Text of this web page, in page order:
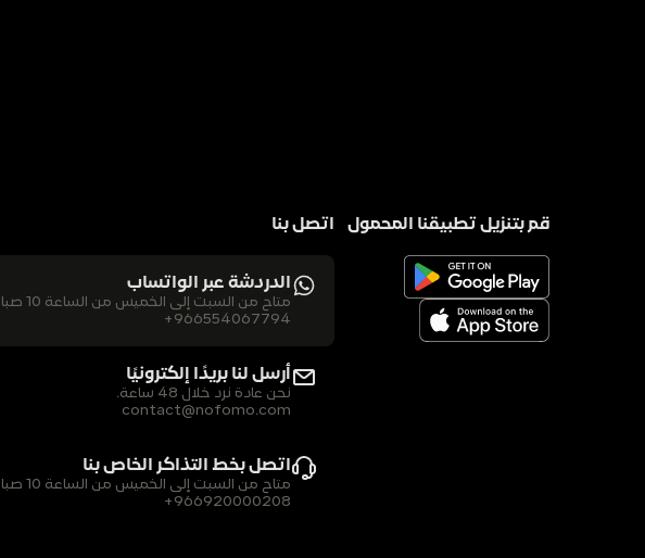
قم بتنزيل تطبيقنا المحمول اتصل بنا
الدردشة عبر الواتساب
متاح من السبت إلى الخميس من الساعة 10 صباحًا حتى منتصف الليل، وأيام الجمعة من الساعة 3 مساءً حتى 1 صباحًا.
+966554067794
أرسل لنا بريدًا إلكترونيًا
نحن عادة نرد خلال 48 ساعة.
contact@nofomo.com
اتصل بخط التذاكر الخاص بنا
متاح من السبت إلى الخميس من الساعة 10 صباحًا حتى منتصف الليل، وأيام الجمعة من الساعة 3 مساءً حتى 1 صباحًا.
+966920000208